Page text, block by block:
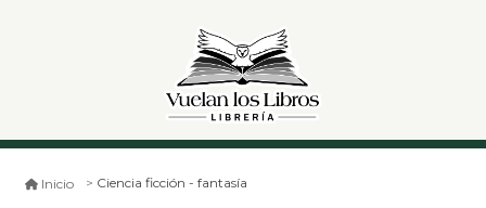
Inicio Ciencia ficción - fantasía